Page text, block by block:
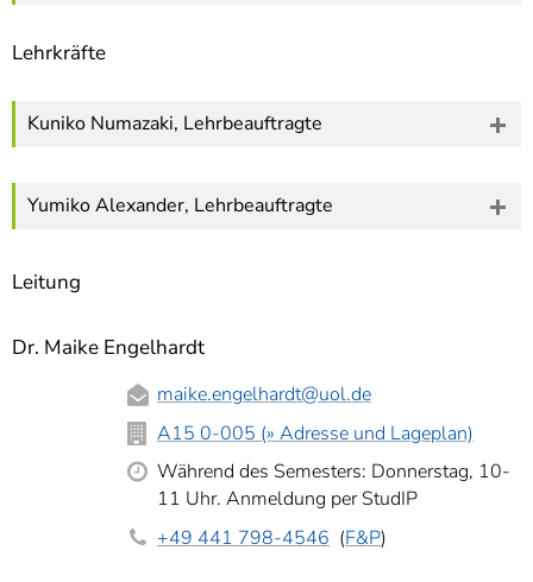
Lehrkräfte
Kuniko Numazaki, Lehrbeauftragte
Yumiko Alexander, Lehrbeauftragte
Leitung
Dr. Maike Engelhardt
maike.engelhardt@uol.de
A15 0-005 (» Adresse und Lageplan)
Während des Semesters: Donnerstag, 10-
11 Uhr. Anmeldung per StudIP
+49 441 798-4546 (F&P)